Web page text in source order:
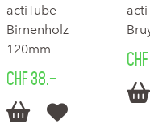
actiTube
Birnenholz
120mm
CHF 38.–
 
